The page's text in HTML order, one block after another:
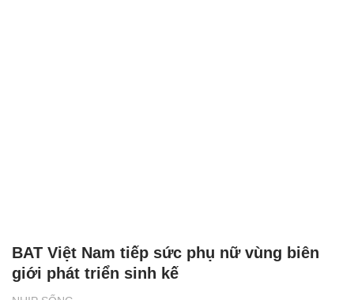
BAT Việt Nam tiếp sức phụ nữ vùng biên
giới phát triển sinh kế